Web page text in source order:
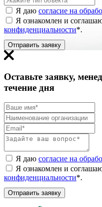
Я даю согласие на
Я ознакомлен и
конфиденциальности*.
Отправить заявку
Оставьте заявку,
течение дня
Я даю согласие на
Я ознакомлен и
конфиденциальности*.
Отправить заявку